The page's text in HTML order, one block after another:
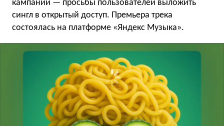
кампании — просьбы пользователей выложить
сингл в открытый доступ. Премьера трека
состоялась на платформе «Яндекс Музыка».